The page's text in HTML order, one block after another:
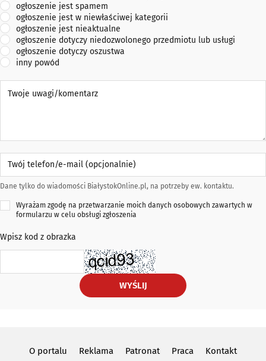
ogłoszenie jest spamem
ogłoszenie jest w niewłaściwej kategorii
ogłoszenie jest nieaktualne
ogłoszenie dotyczy niedozwolonego przedmiotu lub usługi
ogłoszenie dotyczy oszustwa
inny powód
Twój telefon/e-mail (opcjonalnie)
Dane tylko do wiadomości BiałystokOnline.pl, na potrzeby ew. kontaktu.
Wyrażam zgodę na przetwarzanie moich danych osobowych zawartych w
formularzu w celu obsługi zgłoszenia
Wpisz kod z obrazka
WYŚLIJ
O portalu Reklama Patronat Praca Kontakt